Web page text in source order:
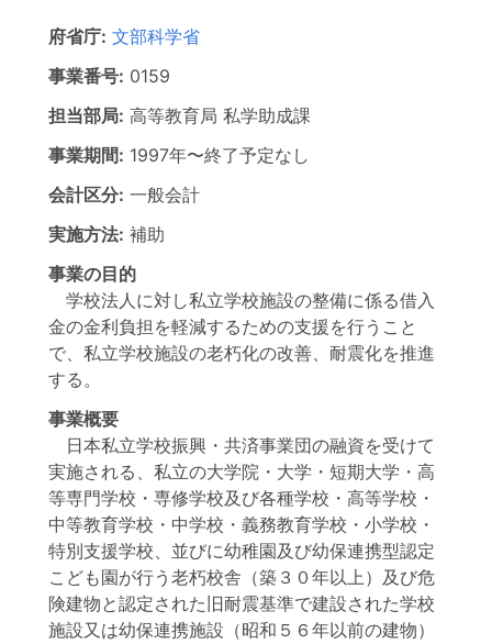
府省庁: 文部科学省
事業番号: 0159
担当部局: 高等教育局 私学助成課
事業期間: 1997年〜終了予定なし
会計区分: 一般会計
実施方法: 補助
事業の目的
学校法人に対し私立学校施設の整備に係る借入
金の金利負担を軽減するための支援を行うこと
で、私立学校施設の老朽化の改善、耐震化を推進
する。
事業概要
日本私立学校振興・共済事業団の融資を受けて
実施される、私立の大学院・大学・短期大学・高
等専門学校・専修学校及び各種学校・高等学校・
中等教育学校・中学校・義務教育学校・小学校・
特別支援学校、並びに幼稚園及び幼保連携型認定
こども園が行う老朽校舎（築３０年以上）及び危
険建物と認定された旧耐震基準で建設された学校
施設又は幼保連携施設（昭和５６年以前の建物）